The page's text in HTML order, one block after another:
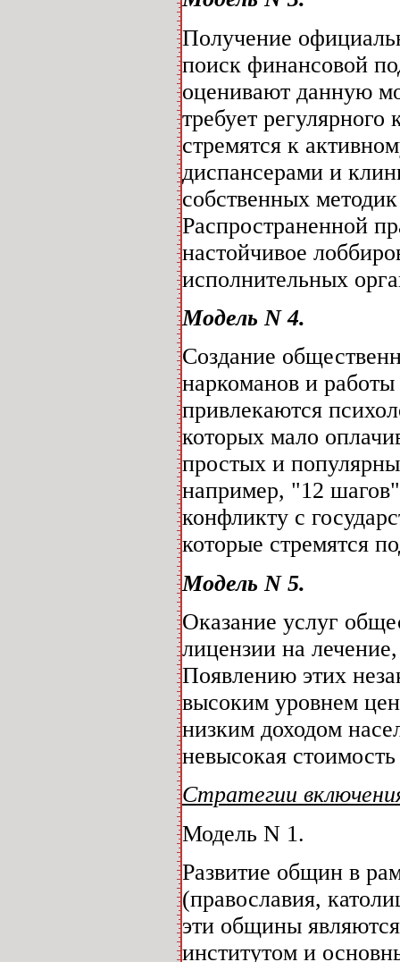
Получение
поиск финансовой
оценивают данную
требует
стремятся к
диспансерами и
собственных
Распространенной
настойчивое
исполнительных
Модель N 4.
Создание
наркоманов и
привлекаются
которых мало
простых и
например, "12
конфликту с
которые стремятся
Модель N 5.
Оказание услуг
лицензии на
Появлению этих
высоким уровнем
низким доходом
невысокая
Стратегии
Модель N 1.
Развитие общин в
(православия,
эти общины
институтом и